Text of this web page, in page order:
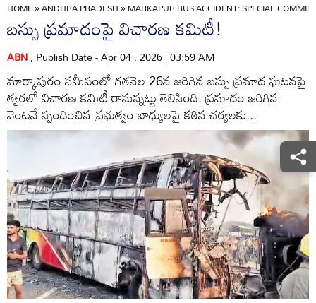
HOME»ANDHRA PRADESH»MARKAPUR BUS ACCIDENT: SPECIAL
బస్సు ప్రమాదంపై విచారణ కమిటీ!
ABN, Publish Date - Apr 04 , 2026 | 03:59 AM
మార్కాపురం సమీపంలో గతనెల 26న జరిగిన బస్సు ప్రమాద ఘటనపై
త్వరలో విచారణ కమిటీ రానున్నట్టు తెలిసింది. ప్రమాదం జరిగిన
వెంటనే స్పందించిన ప్రభుత్వం బాధ్యులపై కఠిన చర్యలకు...